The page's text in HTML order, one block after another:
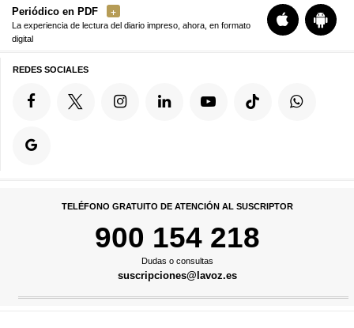
Periódico en PDF
La experiencia de lectura del diario impreso, ahora, en formato
digital
REDES SOCIALES
TELÉFONO GRATUITO DE ATENCIÓN AL SUSCRIPTOR
900 154 218
Dudas o consultas
suscripciones@lavoz.es